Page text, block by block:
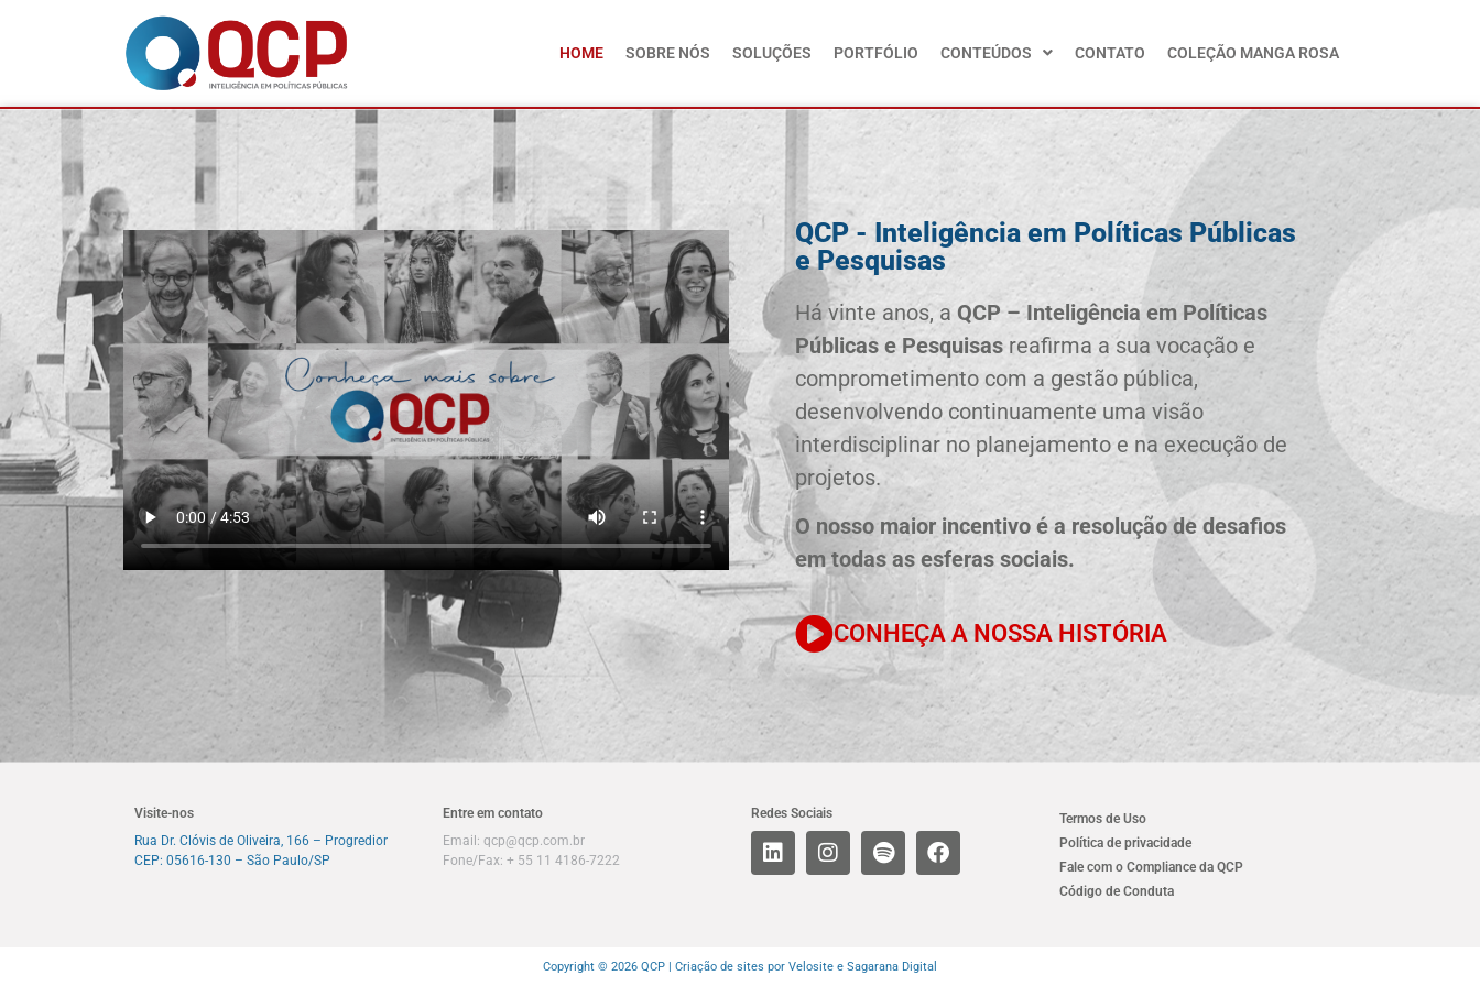
HOME SOBRE NÓS SOLUÇÕES PORTFÓLIO CONTEÚDOS CONTATO COLEÇÃO MANGA ROSA
QCP - Inteligência em Políticas Públicas
e Pesquisas
Há vinte anos, a QCP – Inteligência em Políticas
Públicas e Pesquisas reafirma a sua vocação e
comprometimento com a gestão pública,
desenvolvendo continuamente uma visão
interdisciplinar no planejamento e na execução de
projetos.
O nosso maior incentivo é a resolução de desafios
em todas as esferas sociais.
CONHEÇA A NOSSA HISTÓRIA
Visite-nos
Rua Dr. Clóvis de Oliveira, 166 – Progredior
CEP: 05616-130 – São Paulo/SP
Entre em contato
Email: qcp@qcp.com.br
Fone/Fax: + 55 11 4186-7222
Redes Sociais
Termos de Uso
Política de privacidade
Fale com o Compliance da QCP
Código de Conduta
Copyright © 2026 QCP | Criação de sites por Velosite e Sagarana Digital